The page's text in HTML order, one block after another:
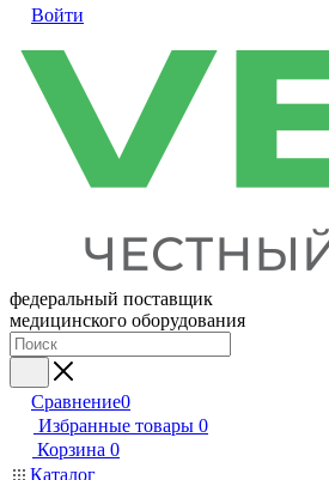
Войти
федеральный поставщик
медицинского оборудования
Сравнение0
Избранные товары 0
Корзина 0
Каталог